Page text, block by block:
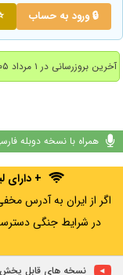
🔒 ورود به حساب
آخرین بروزرسانی در ۱ مرداد ۱۴۰۵ ، نسخه دوبله پارسی اضافه شد.
همراه با نسخه دوبله
+
در شرایط جنگی
نسخه های قابل پخش